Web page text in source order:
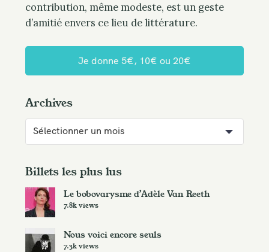
contribution, même modeste, est un geste
d’amitié envers ce lieu de littérature.
Je donne 5€, 10€ ou 20€
Archives
r
h
i
e
s
Billets les plus lus
Le bobovarysme d’Adèle Van Reeth
7.8k views
Nous voici encore seuls
7.3k views